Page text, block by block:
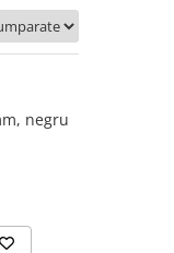
negru